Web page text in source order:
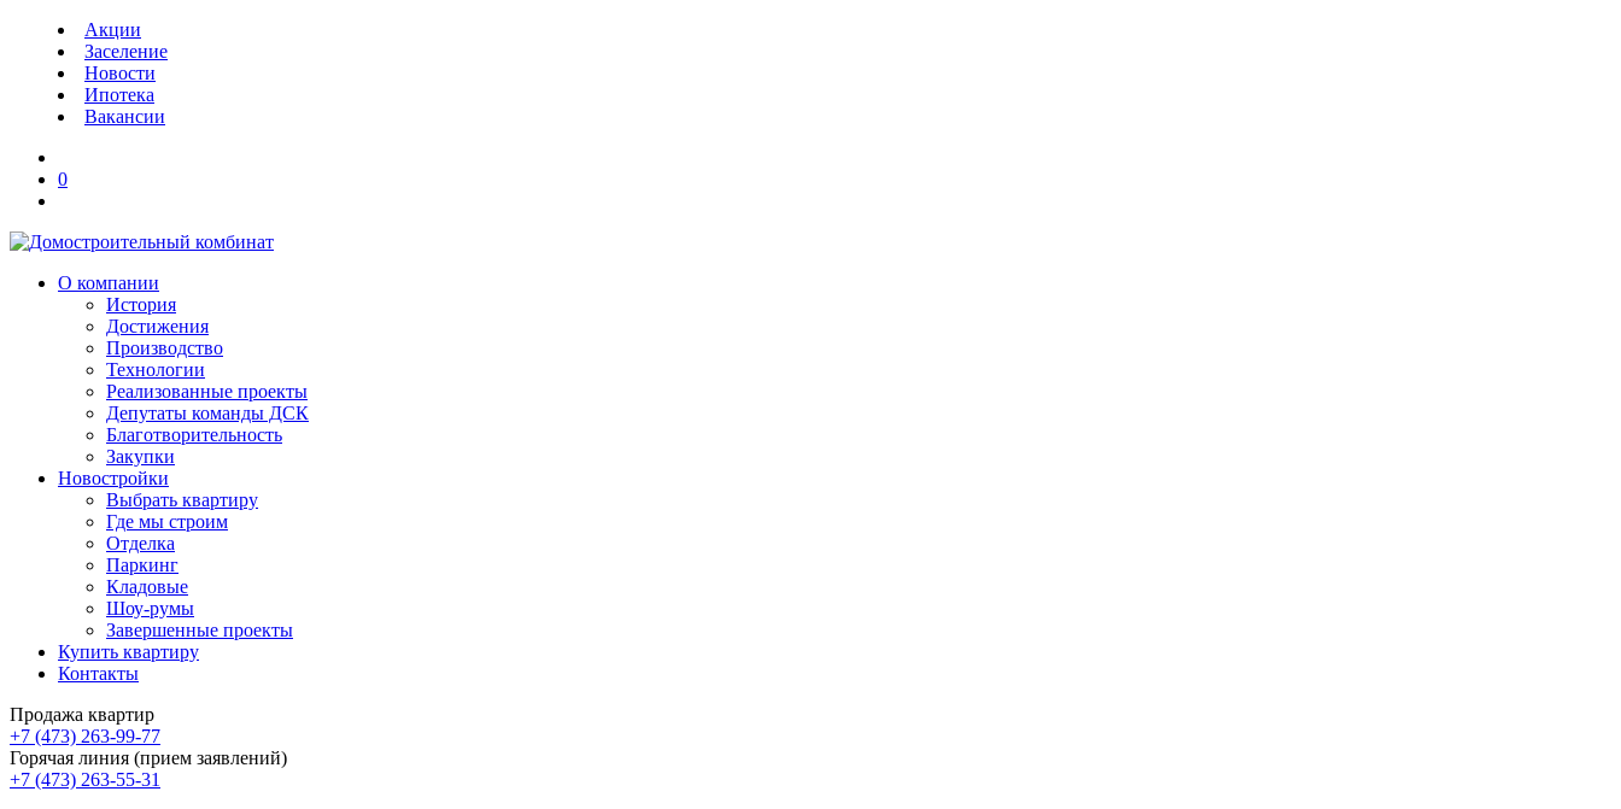
Акции
Заселение
Новости
Ипотека
Вакансии
0
О компании
История
Достижения
Производство
Технологии
Реализованные проекты
Депутаты команды ДСК
Благотворительность
Закупки
Новостройки
Выбрать квартиру
Где мы строим
Отделка
Паркинг
Кладовые
Шоу-румы
Завершенные проекты
Купить квартиру
Контакты
Продажа квартир
+7 (473) 263-99-77
Горячая линия (прием заявлений)
+7 (473) 263-55-31